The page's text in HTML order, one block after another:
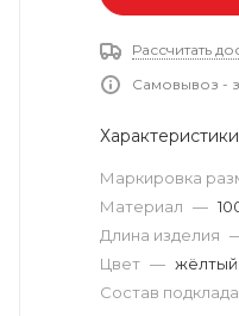
Рассчитать
Самовывоз -
Характеристики
Маркировка
Материал —
Длина изделия
Цвет —
Состав подклада